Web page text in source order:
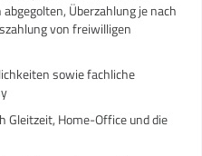
Überzahlung je nach
von freiwilligen
sowie fachliche
Gleitzeit, Home-Office und die